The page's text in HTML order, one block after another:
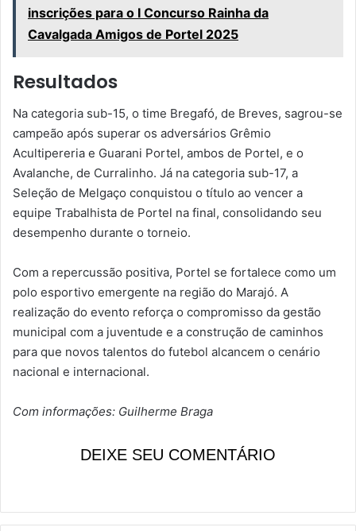
inscrições para o I Concurso Rainha da
Cavalgada Amigos de Portel 2025
Resultados
Na categoria sub-15, o time Bregafó, de Breves, sagrou-se
campeão após superar os adversários Grêmio
Acultipereria e Guarani Portel, ambos de Portel, e o
Avalanche, de Curralinho. Já na categoria sub-17, a
Seleção de Melgaço conquistou o título ao vencer a
equipe Trabalhista de Portel na final, consolidando seu
desempenho durante o torneio.
Com a repercussão positiva, Portel se fortalece como um
polo esportivo emergente na região do Marajó. A
realização do evento reforça o compromisso da gestão
municipal com a juventude e a construção de caminhos
para que novos talentos do futebol alcancem o cenário
nacional e internacional.
Com informações: Guilherme Braga
DEIXE SEU COMENTÁRIO